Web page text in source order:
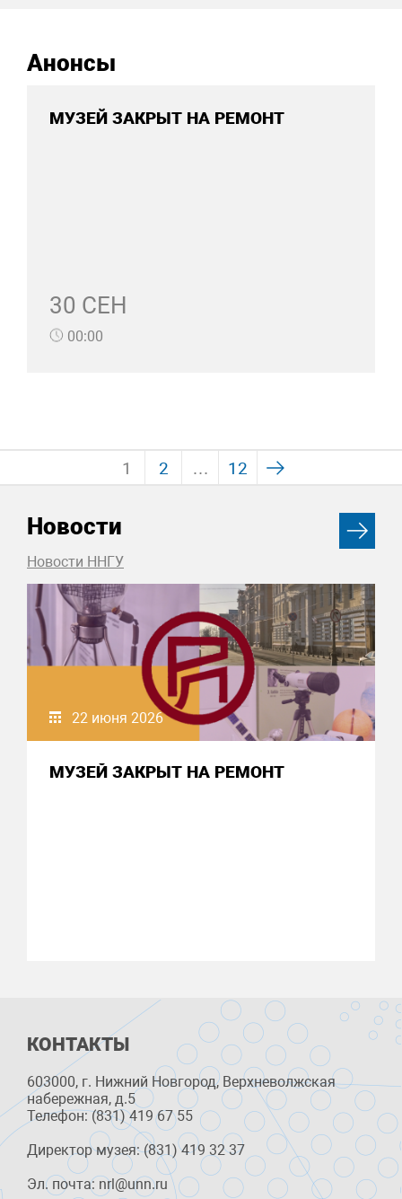
Анонсы
МУЗЕЙ ЗАКРЫТ НА РЕМОНТ
30 СЕН
00:00
1 2 … 12
Новости
Новости ННГУ
22 июня 2026
МУЗЕЙ ЗАКРЫТ НА РЕМОНТ
КОНТАКТЫ
603000, г. Нижний Новгород, Верхневолжская
набережная, д.5
Телефон: (831) 419 67 55
Директор музея: (831) 419 32 37
Эл. почта: nrl@unn.ru